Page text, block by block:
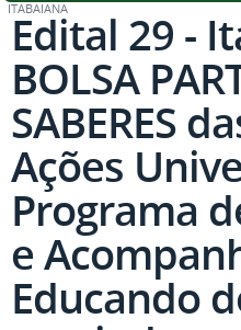
ITABAIANA
Edital 29 -
BOLSA
SABERES
Ações
Programa
e
Educando